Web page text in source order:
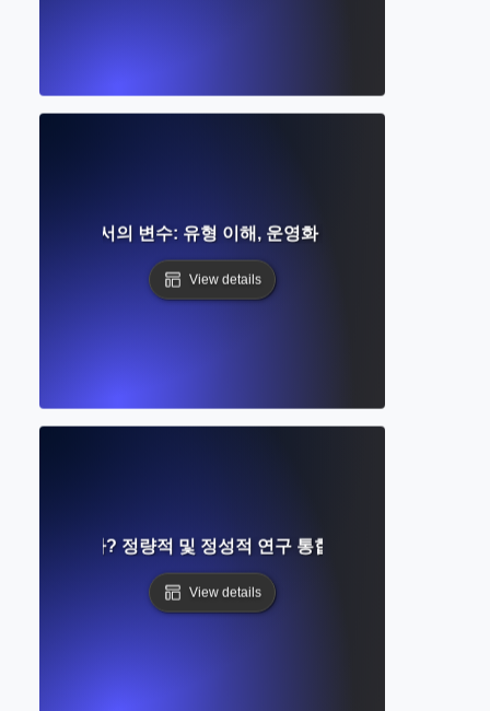
연구에서의 변수: 유형 이해, 운영화 및 측정
View details
란 무엇인가? 정량적 및 정성적 연구 통합에 대한 완벽한 가이
View details